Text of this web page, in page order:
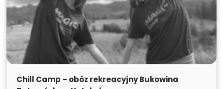
SPRZEDANE
Chill Camp – obóz rekreacyjny Bukowina